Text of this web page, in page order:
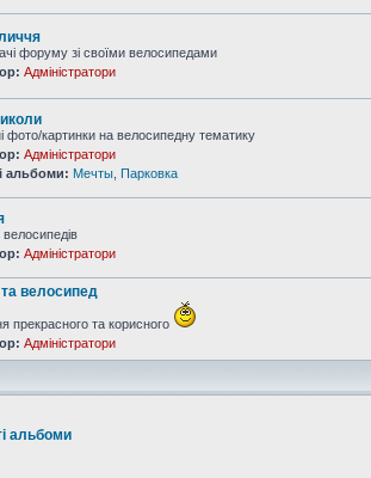
форуму зі своїми велосипедами
Адміністратори
фото/картинки на велосипедну тематику
Адміністратори
альбоми: Мечты Парковка
велосипедів
Адміністратори
та велосипед
прекрасного та корисного
Адміністратори
альбоми